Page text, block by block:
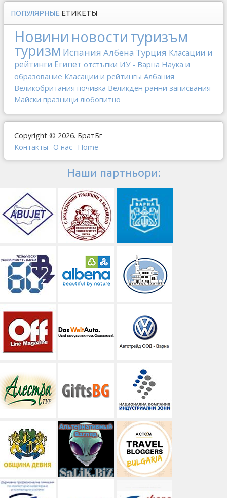
ПОПУЛЯРНЫЕ ЕТИКЕТЫ
Новини новоституризъм
туризм Испания Албена Турция Класации и
рейтинги Египет отстъпки ИУ - Варна Наука и
образование Класации и рейтингы Албания
Великобритания почивка Великден ранни записвания
Майски празници любопитно
Copyright © 2026. БратБг
Контакты
О наc Home
Наши партньори: